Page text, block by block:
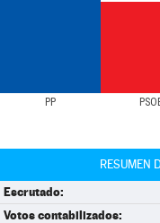
PP
RESUMEN
Escrutado:
Votos contabilizados: